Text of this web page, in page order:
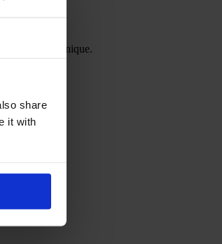
share
it with
électronique.